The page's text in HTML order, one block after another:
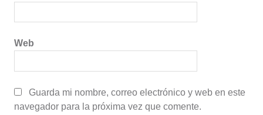
Web
Guarda mi nombre, correo electrónico y web en este
navegador para la próxima vez que comente.